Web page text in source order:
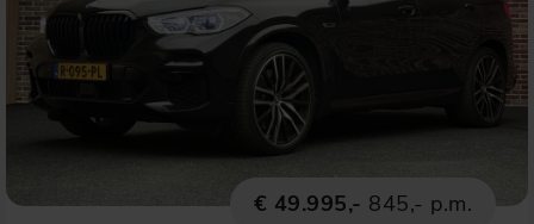
€ 49.995,- 845,- p.m.